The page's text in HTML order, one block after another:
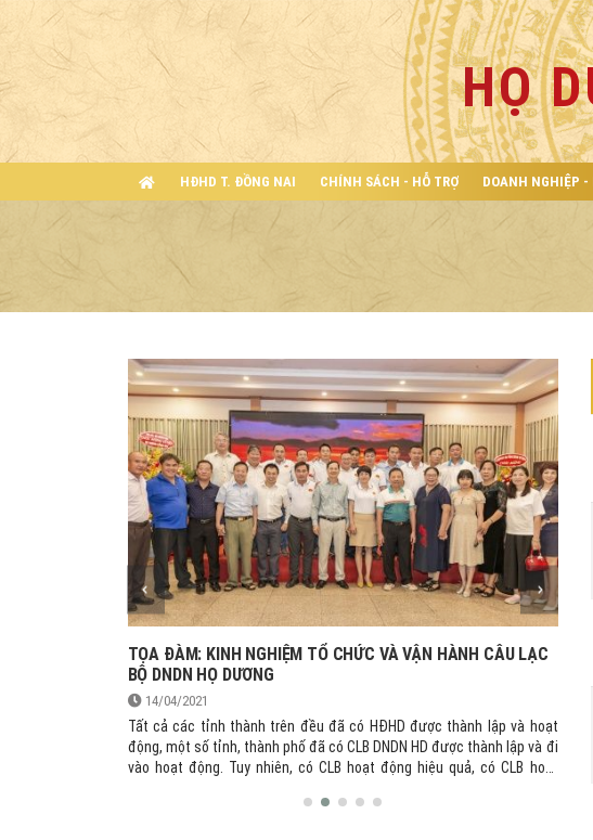
HỌ
HĐHD T. ĐỒNG NAI CHÍNH SÁCH - HỖ TRỢ DOANH NGHIỆP
TỌA ĐÀM: KINH NGHIỆM TỔ CHỨC VÀ VẬN HÀNH CÂU LẠC
BỘ DNDN HỌ DƯƠNG
14/04/2021
Tất cả các tỉnh thành trên đều đã có HĐHD được thành lập và hoạt
động, một số tỉnh, thành phố đã có CLB DNDN HD được thành lập và đi
vào hoạt động. Tuy nhiên, có CLB hoạt động hiệu quả, có CLB hoạt
tổ chức buổi tọa đàm nhằm tìm ra mô hình tối ưu, đem lại hiệu quả